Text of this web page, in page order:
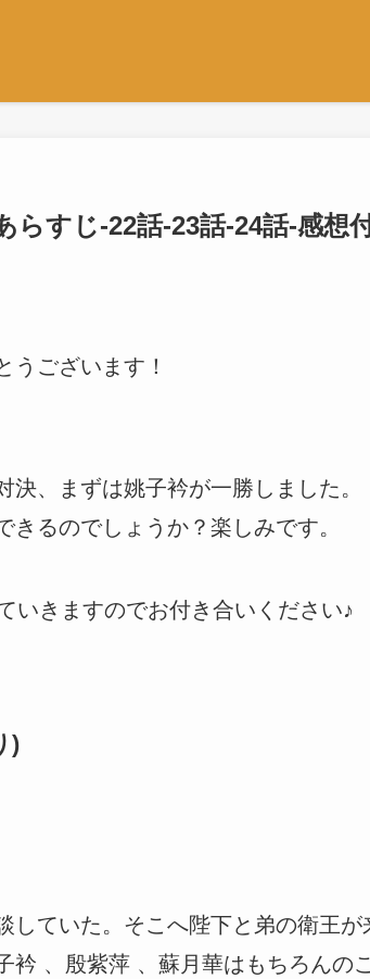
らすじ-22話-23話-24話-感想
うございます！
決、まずは姚子衿が一勝しました。
きるのでしょうか？楽しみです。
きますのでお付き合いください♪
)
していた。そこへ陛下と弟の衛王
衿 、殷紫萍 、蘇月華はもちろんの